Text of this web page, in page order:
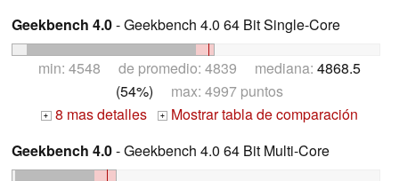
Geekbench 4.0- Geekbench 4.0 64 Bit Single-Core
min: 4548 de promedio: 4839 mediana: 4868.5
(54%) max: 4997 puntos
+ 8 mas detalles +
Mostrar tabla de comparación
Geekbench 4.0- Geekbench 4.0 64 Bit Multi-Core